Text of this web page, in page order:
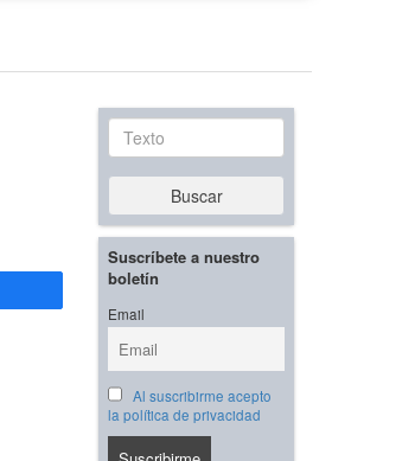
Texto
Buscar
Suscríbete a nuestro
boletín
Email
Al suscribirme acepto
la política de privacidad